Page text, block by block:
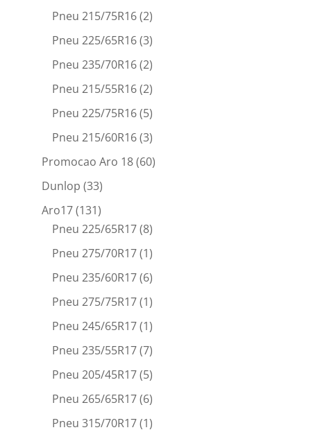
Pneu 215/75R16(2)
Pneu 225/65R16(3)
Pneu 235/70R16(2)
Pneu 215/55R16(2)
Pneu 225/75R16(5)
Pneu 215/60R16(3)
Promocao Aro 18(60)
Dunlop (33)
Aro17(131)
Pneu 225/65R17(8)
Pneu 275/70R17(1)
Pneu 235/60R17(6)
Pneu 275/75R17(1)
Pneu 245/65R17(1)
Pneu 235/55R17(7)
Pneu 205/45R17(5)
Pneu 265/65R17(6)
Pneu 315/70R17(1)